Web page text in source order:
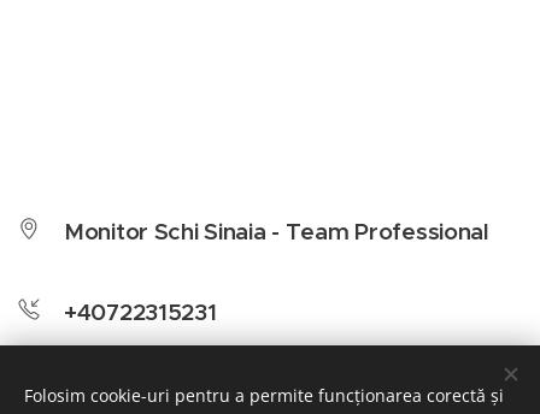
Monitor Schi Sinaia - Team Professional
+40722315231
razvan_1974@yahoo.com
Folosim cookie-uri pentru a permite funcționarea corectă și